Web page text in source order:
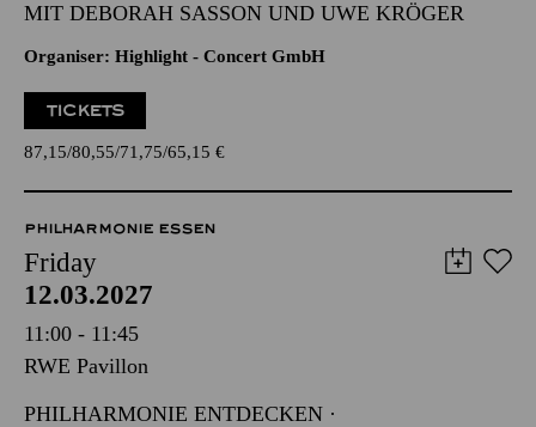
MIT DEBORAH SASSON UND UWE KRÖGER
Organiser: Highlight - Concert GmbH
TICKETS
87,15 80,55 71,75 65,15 €
PHILHARMONIE ESSEN
Friday
12.03.2027
11:00 - 11:45
RWE Pavillon
PHILHARMONIE ENTDECKEN ·